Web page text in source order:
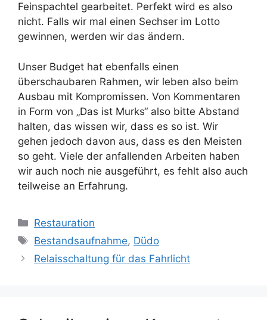
Feinspachtel gearbeitet. Perfekt wird es also
nicht. Falls wir mal einen Sechser im Lotto
gewinnen, werden wir das ändern.
Unser Budget hat ebenfalls einen
überschaubaren Rahmen, wir leben also beim
Ausbau mit Kompromissen. Von Kommentaren
in Form von „Das ist Murks“ also bitte Abstand
halten, das wissen wir, dass es so ist. Wir
gehen jedoch davon aus, dass es den Meisten
so geht. Viele der anfallenden Arbeiten haben
wir auch noch nie ausgeführt, es fehlt also auch
teilweise an Erfahrung.
Kategorien
Restauration
Schlagwörter
Bestandsaufnahme, Düdo
Beitrags-
Relaisschaltung für das Fahrlicht